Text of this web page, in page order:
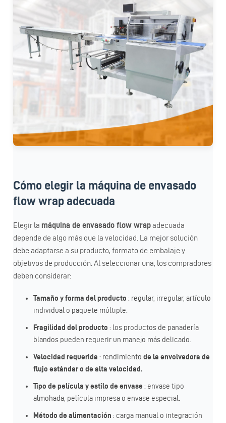
Cómo elegir la máquina de envasado
flow wrap adecuada
Elegir la máquina de envasado flow wrapadecuada
depende de algo más que la velocidad. La mejor solución
debe adaptarse a su producto, formato de embalaje y
objetivos de producción. Al seleccionar una, los compradores
deben considerar:
Tamaño y forma del producto : regular, irregular, artículo
individual o paquete múltiple.
Fragilidad del producto : los productos de panadería
blandos pueden requerir un manejo más delicado.
Velocidad requerida : rendimientode la envolvedora de
flujo estándar o de alta velocidad.
Tipo de película y estilo de envase : envase tipo
almohada, película impresa o envase especial.
Método de alimentación : carga manual o integración